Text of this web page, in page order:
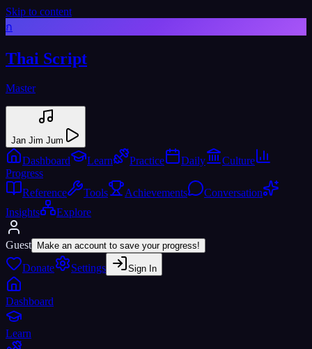
Skip to content
ก
Thai Script
Master
Jan Jim Jum
Dashboard Learn Practice Daily
Culture
Progress
Reference
Tools Achievements
Conversation
Insights
Explore
Guest Make an account to save your progress!
Donate Settings Sign In
Dashboard
Learn